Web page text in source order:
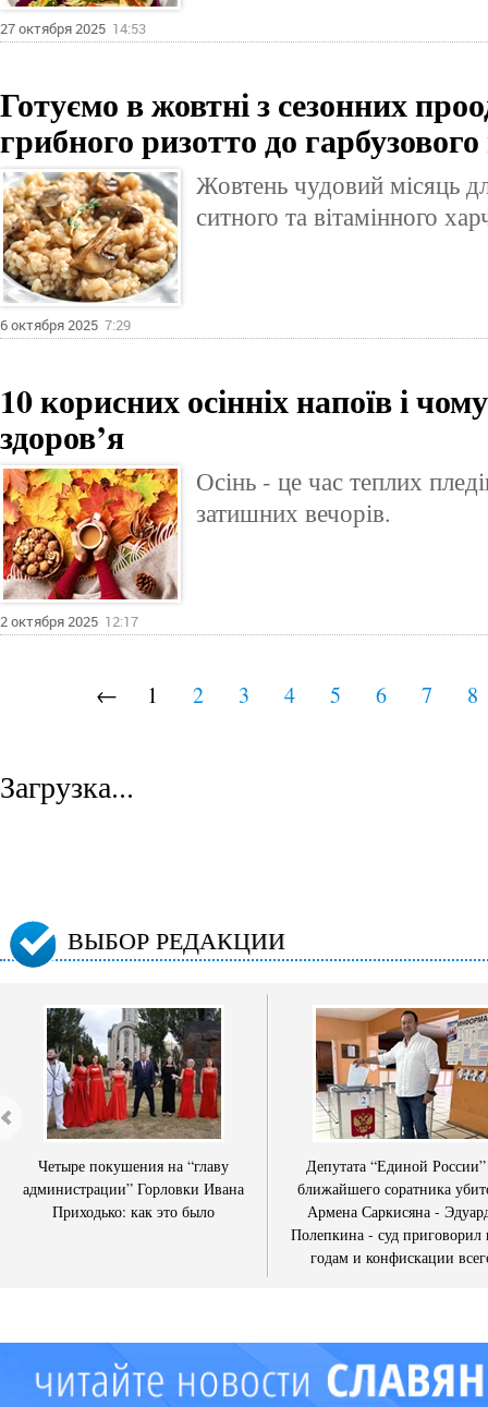
27 октября 2025 14:53
Готуємо в жовтні з сезонних
грибного ризотто до
Жовтень чудовий місяць
ситного та вітамінного
6 октября 2025 7:29
10 корисних осінніх напоїв і
здоров’я
Осінь - це час теплих
затишних вечорів.
2 октября 2025 12:17
← 1 2 3 4 5 6 7 8
Загрузка...
ВЫБОР РЕДАКЦИИ
Четыре покушения на “главу
администрации” Горловки Ивана
Приходько: как это было
Депутата “Единой
ближайшего соратника
Армена Саркисяна -
Полепкина - суд приговорил
годам и конфискации